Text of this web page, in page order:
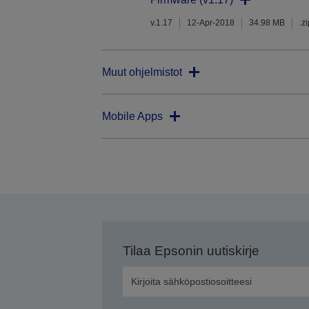
v.1.17 12-Apr-2018 34.98 MB
Muut ohjelmistot
Mobile Apps
Tilaa Epsonin uutiskirje